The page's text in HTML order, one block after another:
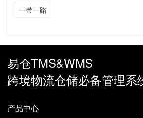
一带一路
易仓TMS&WMS
跨境物流仓储必备管理系
产品中心